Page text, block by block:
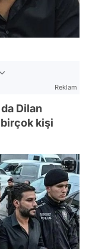
Reklam
Dilan
birçok kişi